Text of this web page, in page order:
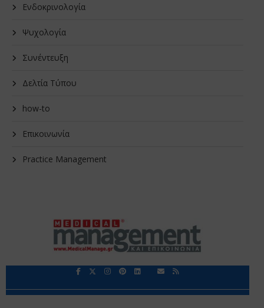
Ενδοκρινολογία
Ψυχολογία
Συνέντευξη
Δελτία Τύπου
how-to
Επικοινωνία
Practice Management